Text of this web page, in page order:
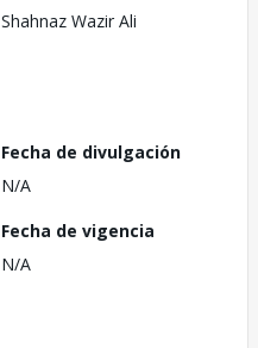
Shahnaz Wazir Ali
Fecha de divulgación
N/A
Fecha de vigencia
N/A